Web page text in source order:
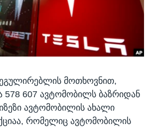
მოთხოვნით,
578 607 ავტომობილს ბაზრიდან
ავტომობილის ახალი
რომელიც ავტომობილის